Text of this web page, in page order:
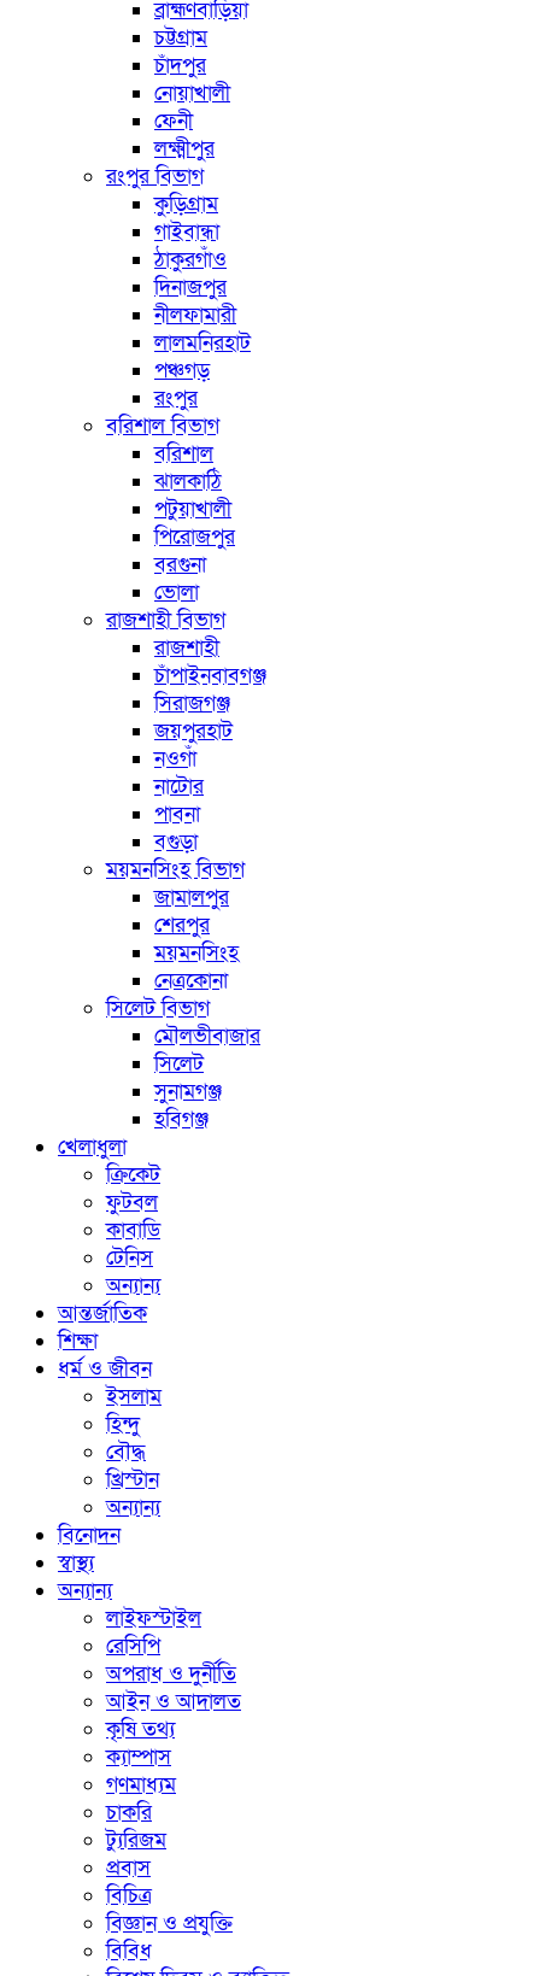
ব্রাহ্মণবাড়িয়া
চট্টগ্রাম
চাঁদপুর
নোয়াখালী
ফেনী
লক্ষ্মীপুর
রংপুর বিভাগ
কুড়িগ্রাম
গাইবান্ধা
ঠাকুরগাঁও
দিনাজপুর
নীলফামারী
লালমনিরহাট
পঞ্চগড়
রংপুর
বরিশাল বিভাগ
বরিশাল
ঝালকাঠি
পটুয়াখালী
পিরোজপুর
বরগুনা
ভোলা
রাজশাহী বিভাগ
রাজশাহী
চাঁপাইনবাবগঞ্জ
সিরাজগঞ্জ
জয়পুরহাট
নওগাঁ
নাটোর
পাবনা
বগুড়া
ময়মনসিংহ বিভাগ
জামালপুর
শেরপুর
ময়মনসিংহ
নেত্রকোনা
সিলেট বিভাগ
মৌলভীবাজার
সিলেট
সুনামগঞ্জ
হবিগঞ্জ
খেলাধুলা
ক্রিকেট
ফুটবল
কাবাডি
টেনিস
অন্যান্য
আন্তর্জাতিক
শিক্ষা
ধর্ম ও জীবন
ইসলাম
হিন্দু
বৌদ্ধ
খ্রিস্টান
অন্যান্য
বিনোদন
স্বাস্থ্য
অন্যান্য
লাইফস্টাইল
রেসিপি
অপরাধ ও দুর্নীতি
আইন ও আদালত
কৃষি তথ্য
ক্যাম্পাস
গণমাধ্যম
চাকরি
ট্যুরিজম
প্রবাস
বিচিত্র
বিজ্ঞান ও প্রযুক্তি
বিবিধ